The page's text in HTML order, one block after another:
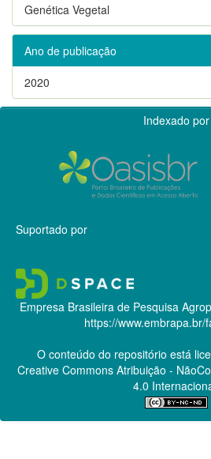
Genética Vegetal
Ano de publicação
2020
Indexado por
Suportado por
Empresa Brasileira de Pesquisa
https://www.embrapa.br/
O conteúdo do repositório está
Creative CommonsAtribuição -
4.0